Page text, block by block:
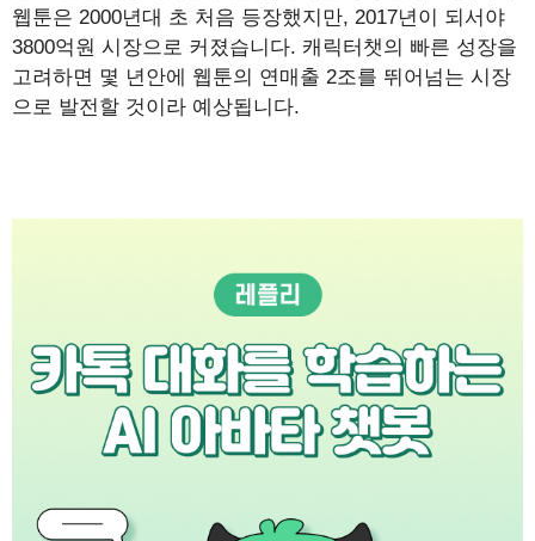
웹툰은 2000년대 초 처음 등장했지만, 2017년이 되서야
3800억원 시장으로 커졌습니다. 캐릭터챗의 빠른 성장을
고려하면 몇 년안에 웹툰의 연매출 2조를 뛰어넘는 시장
으로 발전할 것이라 예상됩니다.